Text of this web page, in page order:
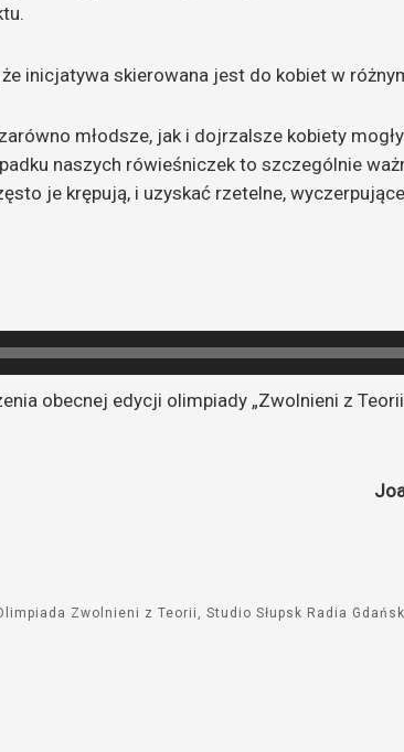
inicjatywa skierowana jest do kobiet w
młodsze, jak i dojrzalsze kobiety
naszych rówieśniczek to szczególnie
je krępują, i uzyskać rzetelne,
obecnej edycji olimpiady „Zwolnieni z
Zwolnieni z Teorii Studio Słupsk Radia Gdańsk